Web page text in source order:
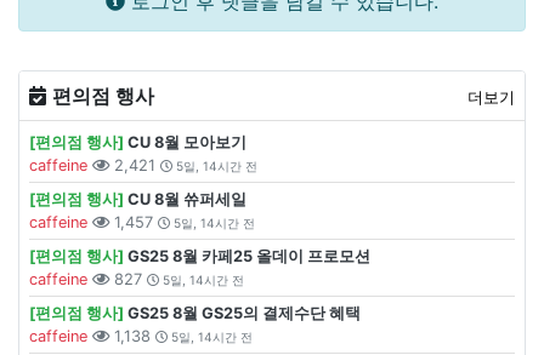
편의점 행사 더보기
[편의점 행사] CU 8월 모아보기
caffeine
2,421 5일, 14시간 전
[편의점 행사] CU 8월 쓔퍼세일
caffeine
1,457 5일, 14시간 전
[편의점 행사] GS25 8월 카페25 올데이 프로모션
caffeine
827 5일, 14시간 전
[편의점 행사] GS25 8월 GS25의 결제수단 혜택
caffeine
1,138 5일, 14시간 전